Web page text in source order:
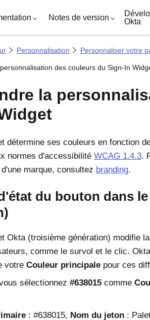
Notes de version
Okta
Personnalisation Personnaliser votre
des couleurs du Sign-In
la
détermine ses couleurs en fonction
normes d'accessibilité WCAG 1.4.3.
marque, consultez branding.
du bouton dans
Okta (troisième génération) modifie
comme le survol et le clic.
votre Couleur principalepour ces
sélectionnez #638015comme
: #638015, Nom du jeton: